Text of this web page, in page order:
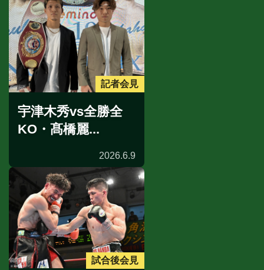
記者会見
宇津木秀vs全勝全
KO・髙橋麗...
2026.6.9
試合後会見